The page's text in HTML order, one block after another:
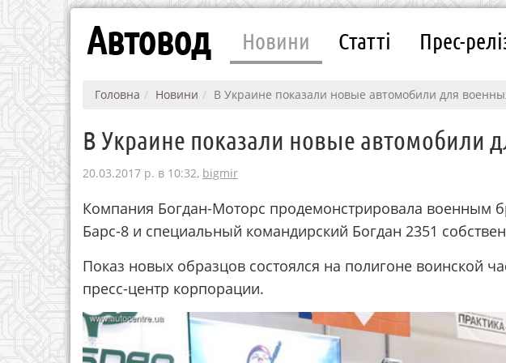
Автовод Новини Статті Прес-
Головна Новини В Украине показали новые автомобили для
В Украине показали новые автомобили
20.03.2017 р. в 10:32, bigmir
Компания Богдан-Моторс продемонстрировала военным
Барс-8 и специальный командирский Богдан 2351
Показ новых образцов состоялся на полигоне воинской
преcс-центр корпорации.